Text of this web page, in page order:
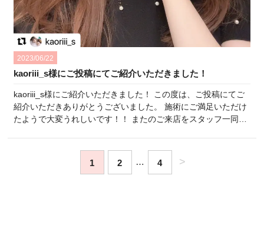
2023/06/22
kaoriii_s様にご投稿にてご紹介いただきました！
kaoriii_s様にご紹介いただきました！ この度は、ご投稿にてご
紹介いただきありがとうございました。 施術にご満足いただけ
たようで大変うれしいです！！ またのご来店をスタッフ一同楽
1 2 … 4 >